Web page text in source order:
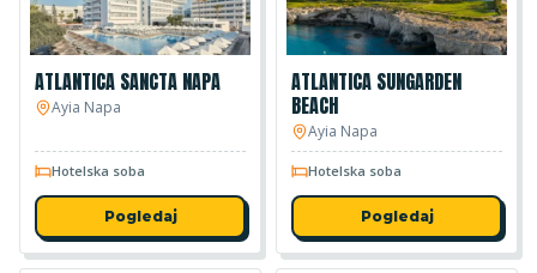
ATLANTICA SANCTA NAPA
Ayia Napa
Hotelska soba
Pogledaj
ATLANTICA SUNGARDEN
BEACH
Ayia Napa
Hotelska soba
Pogledaj